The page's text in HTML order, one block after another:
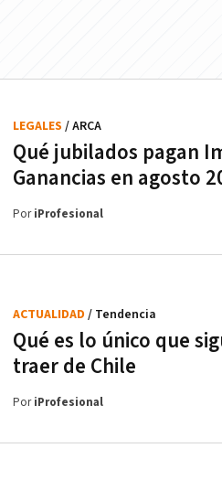
Qué jubilados pagan
Ganancias en agosto
LEGALES / ARCA
PoriProfesional
Qué es lo único que
traer de Chile
ACTUALIDAD / Tendencia
PoriProfesional